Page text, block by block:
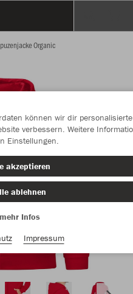
Organic
können wir dir personalisierte
verbessern. Weitere
Einstellungen.
akzeptieren
ablehnen
mehr Infos
Impressum